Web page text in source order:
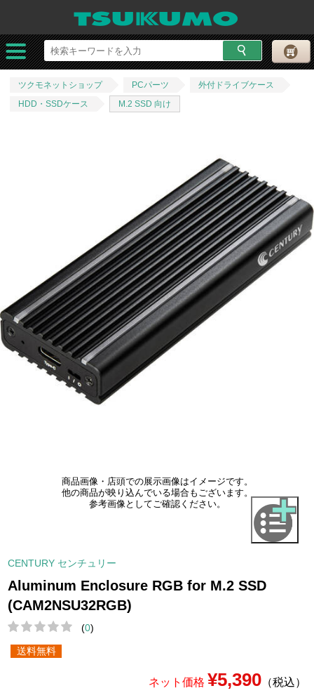
ツクモネットショップ PCパーツ
外付ドライブケース
HDD・SSDケース
M.2 SSD 向け
商品画像・店頭での展示画像はイメージです。
他の商品が映り込んでいる場合もございます。
参考画像としてご確認ください。
CENTURY センチュリー
Aluminum Enclosure RGB for M.2 SSD
(CAM2NSU32RGB)
(0)
送料無料
ネット価格 ¥5,390（税込）